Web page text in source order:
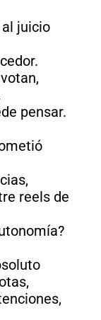
juicio
pensar.
reels de